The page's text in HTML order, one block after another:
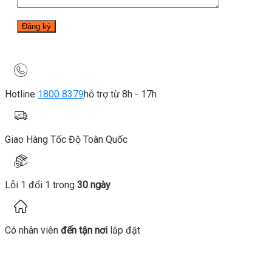
Hotline 1800 8379hỗ trợ từ 8h - 17h
Giao Hàng Tốc Độ Toàn Quốc
Lỗi 1 đổi 1 trong 30 ngày
Có nhân viên đến tận nơi lắp đặt